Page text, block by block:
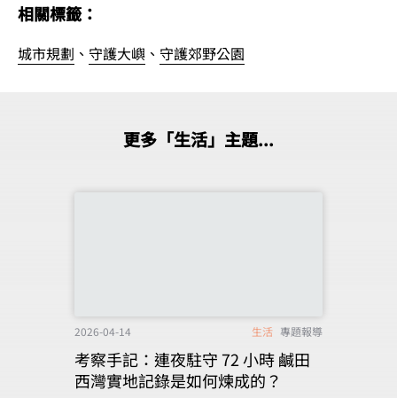
相關標籤：
城市規劃 、 守護大嶼 、 守護郊野公園
更多「生活」主題...
2026-04-14 生活 專題報導
考察手記：連夜駐守 72 小時 鹹田
西灣實地記錄是如何煉成的？